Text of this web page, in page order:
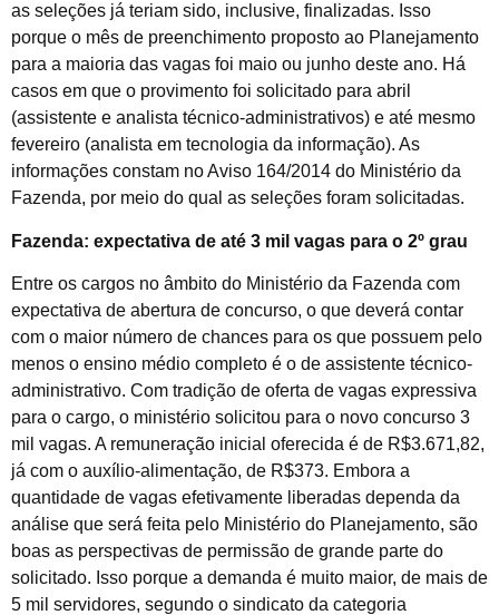
as seleções já teriam sido, inclusive, finalizadas. Isso
porque o mês de preenchimento proposto ao Planejamento
para a maioria das vagas foi maio ou junho deste ano. Há
casos em que o provimento foi solicitado para abril
(assistente e analista técnico-administrativos) e até mesmo
fevereiro (analista em tecnologia da informação). As
informações constam no Aviso 164/2014 do Ministério da
Fazenda, por meio do qual as seleções foram solicitadas.
Fazenda: expectativa de até 3 mil vagas para o 2º grau
Entre os cargos no âmbito do Ministério da Fazenda com
expectativa de abertura de concurso, o que deverá contar
com o maior número de chances para os que possuem pelo
menos o ensino médio completo é o de assistente técnico-
administrativo. Com tradição de oferta de vagas expressiva
para o cargo, o ministério solicitou para o novo concurso 3
mil vagas. A remuneração inicial oferecida é de R$3.671,82,
já com o auxílio-alimentação, de R$373. Embora a
quantidade de vagas efetivamente liberadas dependa da
análise que será feita pelo Ministério do Planejamento, são
boas as perspectivas de permissão de grande parte do
solicitado. Isso porque a demanda é muito maior, de mais de
5 mil servidores, segundo o sindicato da categoria